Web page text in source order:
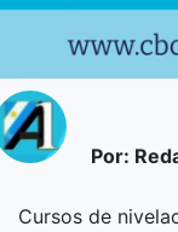
Por:
Cursos de